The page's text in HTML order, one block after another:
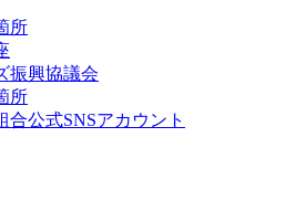
所
振興協議会
所
合公式SNSアカウント